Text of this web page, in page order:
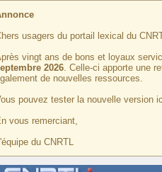
usagers du portail lexical du
vingt ans de bons et loyaux
2026. Celle-ci apporte une
de nouvelles ressources.
pouvez tester la nouvelle version
vous remerciant,
du CNRTL